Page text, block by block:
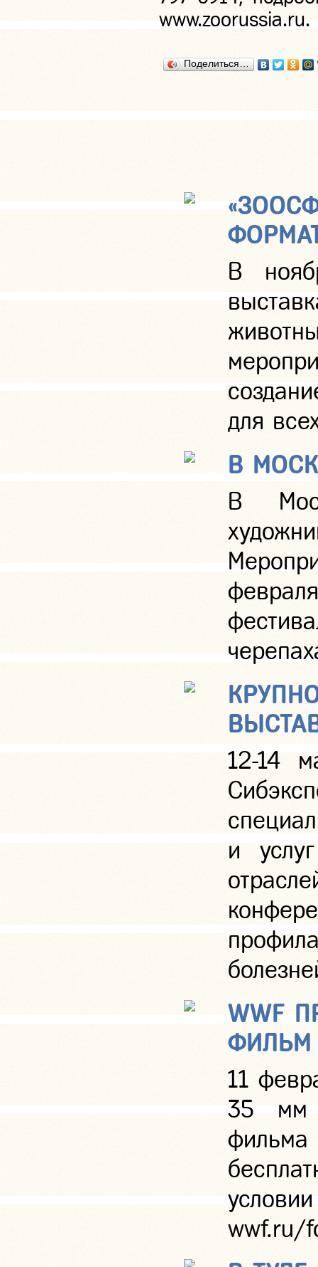
www.zoorussia.ru.
Поделиться…
В
для
В
В
12-14
и
WWF
ФИЛЬМ
11
35 мм
wwf.ru/